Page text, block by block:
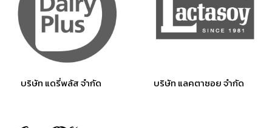
บริษัท แดรี่พลัส จำกัด บริษัท แลคตาซอย จำกัด